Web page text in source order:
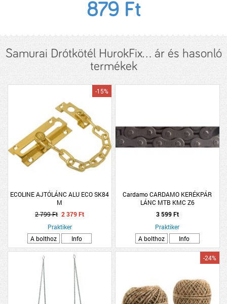
879 Ft
Samurai Drótkötél HurokFix... ár és hasonló
termékek
ECOLINE AJTÓLÁNC ALU ECO SK84
M
-15%
2 799 Ft 2 379 Ft
Praktiker
A bolthoz
Info
Cardamo CARDAMO KERÉKPÁR
LÁNC MTB KMC Z6
3 599 Ft
Praktiker
A bolthoz
Info
-24%